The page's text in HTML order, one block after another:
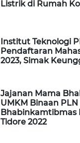
Listrik di Rumah
Institut Teknologi
Pendaftaran
2023, Simak
Jajanan Mama
UMKM Binaan
Bhabinkamtibmas
Tidore 2022